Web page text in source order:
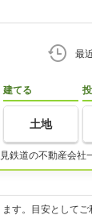
最
建てる
土地
鉄道の不動産会社
す。目安としてご